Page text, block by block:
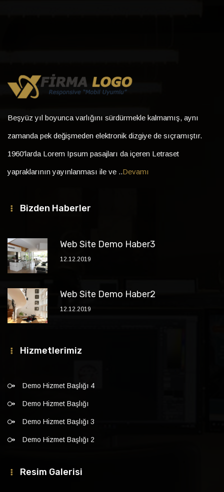
Beşyüz yıl boyunca varlığını sürdürmekle kalmamış, aynı
zamanda pek değişmeden elektronik dizgiye de sıçramıştır.
1960'larda Lorem Ipsum pasajları da içeren Letraset
yapraklarının yayınlanması ile ve ..Devamı
Bizden Haberler
Web Site Demo Haber3
12.12.2019
Web Site Demo Haber2
12.12.2019
Hizmetlerimiz
Demo Hizmet Başlığı 4
Demo Hizmet Başlığı
Demo Hizmet Başlığı 3
Demo Hizmet Başlığı 2
Resim Galerisi